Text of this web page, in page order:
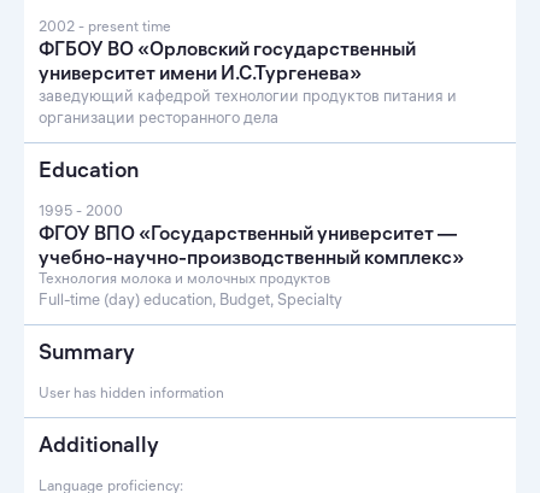
2002 - present time
ФГБОУ ВО «Орловский государственный
университет имени И.С.Тургенева»
заведующий кафедрой технологии продуктов питания и
организации ресторанного дела
Education
1995 - 2000
ФГОУ ВПО «Государственный университет —
учебно-научно-производственный комплекс»
Технология молока и молочных продуктов
Full-time (day) education, Budget, Specialty
Summary
User has hidden information
Additionally
Language proficiency: